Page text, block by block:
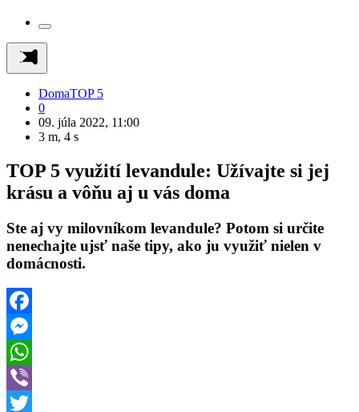
DomaTOP 5
0
09. júla 2022, 11:00
3 m, 4 s
TOP 5 využití levandule: Užívajte si jej
krásu a vôňu aj u vás doma
Ste aj vy milovníkom levandule? Potom si určite
nenechajte ujsť naše tipy, ako ju využiť nielen v
domácnosti.
Facebook
Messenger
WhatsApp
Viber